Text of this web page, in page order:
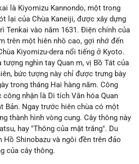
là Kiyomizu Kannondo, một trong
lại của Chùa Kaneiji, được xây dựng
Tenkai vào năm 1631. Điện chính của
trên một hiên nhô cao, gợi nhớ đến
Kiyomizu-dera nổi tiếng ở Kyoto.
nghìn tay Quan m, vị Bồ Tát của
bức tượng này chỉ được trưng bày
trong tháng Hai hàng năm. Công
nhận là Di tích Văn hóa Quan
Bản. Ngay trước hiên chùa có một
thành hình vòng cung. Cây thông này
hay "Thông của mặt trăng". Du
Hồ Shinobazu và ngôi đền trên đảo
của cây thông.